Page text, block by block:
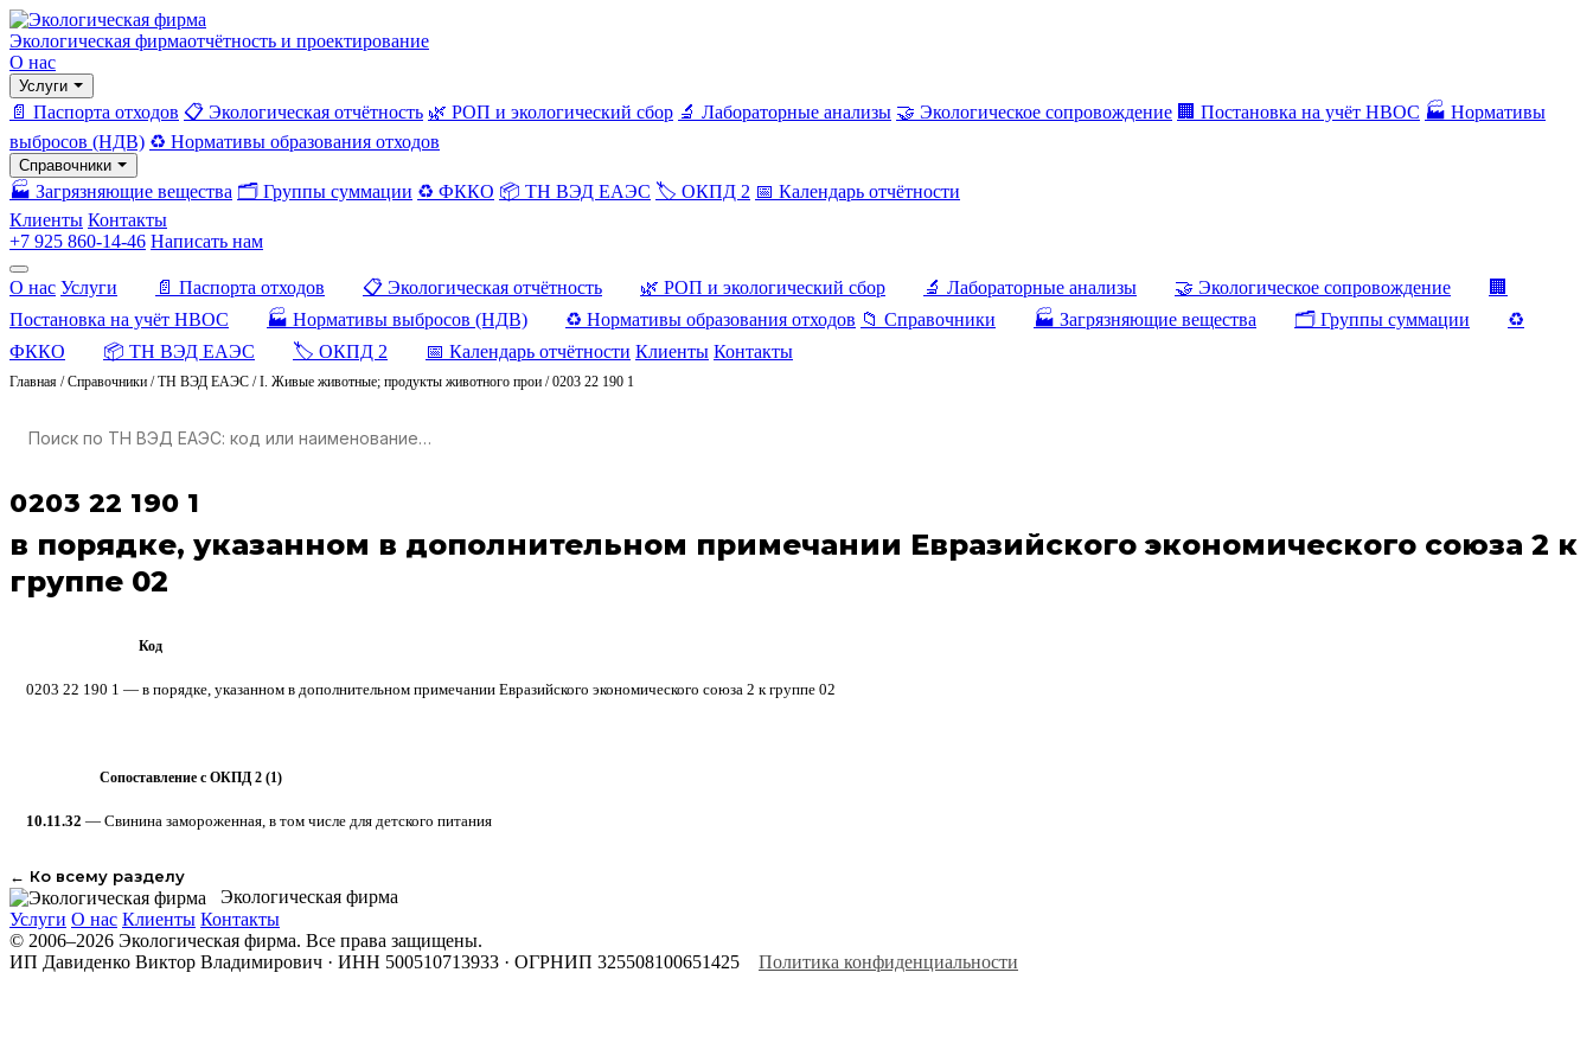
Экологическая фирмаотчётность и проектирование
О нас
Услуги
📄 Паспорта отходов 📋 Экологическая отчётность 🌿 РОП и экологический сбор 🔬 Лабораторные анализы 🤝 Экологическое сопровождение 🏢 Постановка на учёт НВОС 🏭 Нормативы
выбросов (НДВ) ♻️ Нормативы образования отходов
Справочники
🏭 Загрязняющие вещества 🗂️ Группы суммации ♻️ ФККО 📦 ТН ВЭД ЕАЭС 🏷️ ОКПД 2 📅 Календарь отчётности
Клиенты Контакты
+7 925 860-14-46 Написать нам
О нас Услуги 📄 Паспорта отходов 📋 Экологическая отчётность 🌿 РОП и экологический сбор 🔬 Лабораторные анализы 🤝 Экологическое сопровождение
🏢
Постановка на учёт НВОС
🏭 Нормативы выбросов (НДВ) ♻️ Нормативы образования отходов 📁 Справочники 🏭 Загрязняющие вещества 🗂️ Группы суммации
♻️
ФККО
📦 ТН ВЭД ЕАЭС 🏷️ ОКПД 2 📅 Календарь отчётности Клиенты Контакты
Главная /Справочники /ТН ВЭД ЕАЭС /I. Живые животные; продукты животного прои /0203 22 190 1
0203 22 190 1
в порядке, указанном в дополнительном примечании Евразийского экономического союза 2 к
группе 02
Код
0203 22 190 1 — в порядке, указанном в дополнительном примечании Евразийского экономического союза 2 к группе 02
Сопоставление с ОКПД 2 (1)
10.11.32 — Свинина замороженная, в том числе для детского питания
← Ко всему разделу
Экологическая фирма
Услуги О нас Клиенты Контакты
© 2006–2026 Экологическая фирма. Все права защищены.
ИП Давиденко Виктор Владимирович · ИНН 500510713933 · ОГРНИП 325508100651425
Политика конфиденциальности